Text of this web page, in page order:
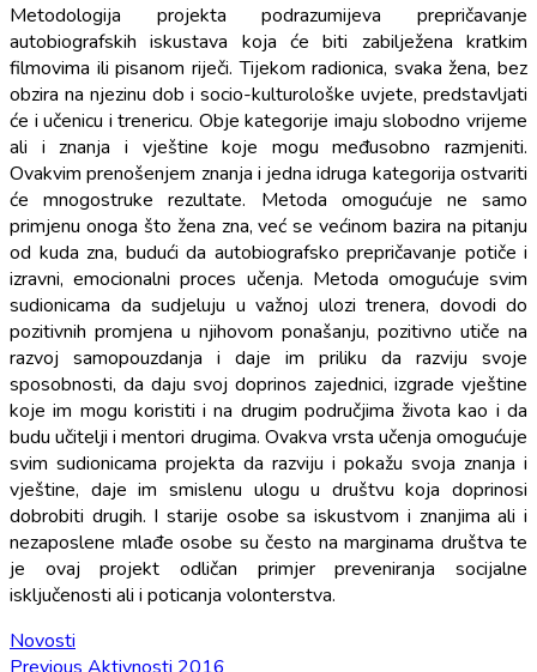
Metodologija projekta podrazumijeva prepričavanje
autobiografskih iskustava koja će biti zabilježena kratkim
filmovima ili pisanom riječi. Tijekom radionica, svaka žena, bez
obzira na njezinu dob i socio-kulturološke uvjete, predstavljati
će i učenicu i trenericu. Obje kategorije imaju slobodno vrijeme
ali i znanja i vještine koje mogu međusobno razmjeniti.
Ovakvim prenošenjem znanja i jedna idruga kategorija ostvariti
će mnogostruke rezultate. Metoda omogućuje ne samo
primjenu onoga što žena zna, već se većinom bazira na pitanju
od kuda zna, budući da autobiografsko prepričavanje potiče i
izravni, emocionalni proces učenja. Metoda omogućuje svim
sudionicama da sudjeluju u važnoj ulozi trenera, dovodi do
pozitivnih promjena u njihovom ponašanju, pozitivno utiče na
razvoj samopouzdanja i daje im priliku da razviju svoje
sposobnosti, da daju svoj doprinos zajednici, izgrade vještine
koje im mogu koristiti i na drugim područjima života kao i da
budu učitelji i mentori drugima. Ovakva vrsta učenja omogućuje
svim sudionicama projekta da razviju i pokažu svoja znanja i
vještine, daje im smislenu ulogu u društvu koja doprinosi
dobrobiti drugih. I starije osobe sa iskustvom i znanjima ali i
nezaposlene mlađe osobe su često na marginama društva te
je ovaj projekt odličan primjer preveniranja socijalne
isključenosti ali i poticanja volonterstva.
Novosti
Previous